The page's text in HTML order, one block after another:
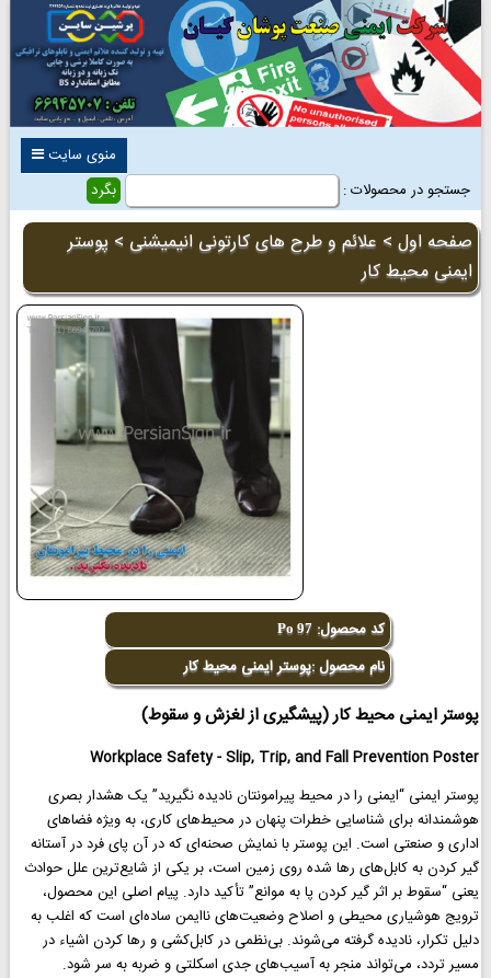
منوی سایت
جستجو در محصولات :
صفحه اول > علائم و طرح های کارتونی انیمیشنی > پوستر
ایمنی محیط کار
کد محصول: Po 97
نام محصول :پوستر ایمنی محیط کار
پوستر ایمنی محیط کار (پیشگیری از لغزش و سقوط)
Workplace Safety - Slip, Trip, and Fall Prevention Poster
پوستر ایمنی “ایمنی را در محیط پیرامونتان نادیده نگیرید” یک هشدار بصری
هوشمندانه برای شناسایی خطرات پنهان در محیط‌های کاری، به ویژه فضاهای
اداری و صنعتی است. این پوستر با نمایش صحنه‌ای که در آن پای فرد در آستانه
گیر کردن به کابل‌های رها شده روی زمین است، بر یکی از شایع‌ترین علل حوادث
یعنی “سقوط بر اثر گیر کردن پا به موانع” تأکید دارد. پیام اصلی این محصول،
ترویج هوشیاری محیطی و اصلاح وضعیت‌های ناایمن ساده‌ای است که اغلب به
دلیل تکرار، نادیده گرفته می‌شوند. بی‌نظمی در کابل‌کشی و رها کردن اشیاء در
مسیر تردد، می‌تواند منجر به آسیب‌های جدی اسکلتی و ضربه به سر شود.